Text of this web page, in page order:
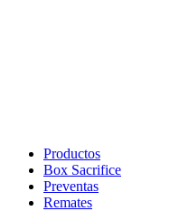
Productos
Box Sacrifice
Preventas
Remates